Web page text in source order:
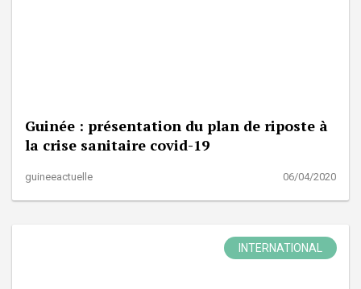
Guinée : présentation du plan de riposte à
la crise sanitaire covid-19
guineeactuelle 06/04/2020
INTERNATIONAL